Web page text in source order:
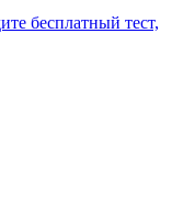
бесплатный тест,